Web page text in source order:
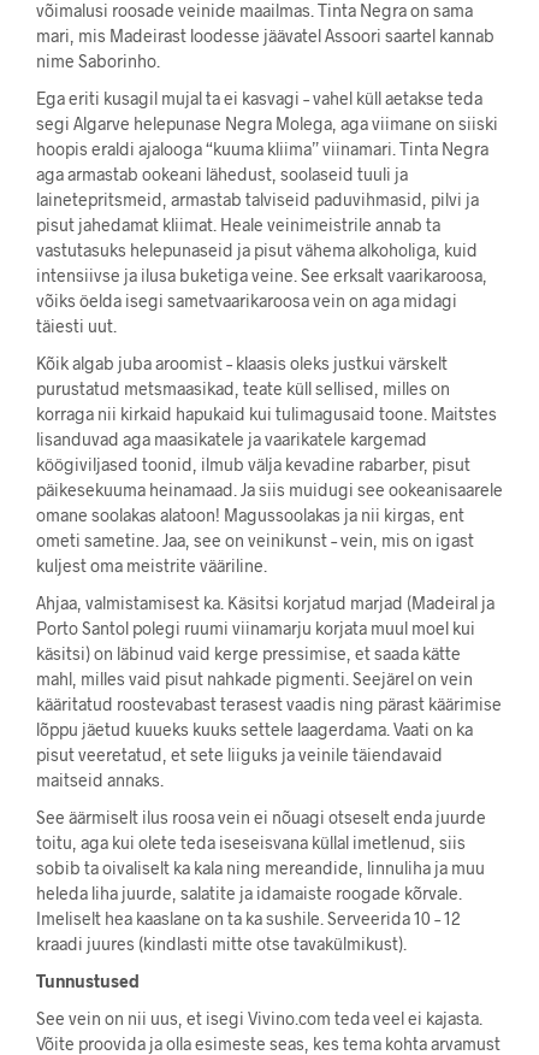
võimalusi roosade veinide maailmas. Tinta Negra on sama
mari, mis Madeirast loodesse jäävatel Assoori saartel kannab
nime Saborinho.
Ega eriti kusagil mujal ta ei kasvagi – vahel küll aetakse teda
segi Algarve helepunase Negra Molega, aga viimane on siiski
hoopis eraldi ajalooga “kuuma kliima” viinamari. Tinta Negra
aga armastab ookeani lähedust, soolaseid tuuli ja
lainetepritsmeid, armastab talviseid paduvihmasid, pilvi ja
pisut jahedamat kliimat. Heale veinimeistrile annab ta
vastutasuks helepunaseid ja pisut vähema alkoholiga, kuid
intensiivse ja ilusa buketiga veine. See erksalt vaarikaroosa,
võiks öelda isegi sametvaarikaroosa vein on aga midagi
täiesti uut.
Kõik algab juba aroomist – klaasis oleks justkui värskelt
purustatud metsmaasikad, teate küll sellised, milles on
korraga nii kirkaid hapukaid kui tulimagusaid toone. Maitstes
lisanduvad aga maasikatele ja vaarikatele kargemad
köögiviljased toonid, ilmub välja kevadine rabarber, pisut
päikesekuuma heinamaad. Ja siis muidugi see ookeanisaarele
omane soolakas alatoon! Magussoolakas ja nii kirgas, ent
ometi sametine. Jaa, see on veinikunst – vein, mis on igast
kuljest oma meistrite vääriline.
Ahjaa, valmistamisest ka. Käsitsi korjatud marjad (Madeiral ja
Porto Santol polegi ruumi viinamarju korjata muul moel kui
käsitsi) on läbinud vaid kerge pressimise, et saada kätte
mahl, milles vaid pisut nahkade pigmenti. Seejärel on vein
kääritatud roostevabast terasest vaadis ning pärast käärimise
lõppu jäetud kuueks kuuks settele laagerdama. Vaati on ka
pisut veeretatud, et sete liiguks ja veinile täiendavaid
maitseid annaks.
See äärmiselt ilus roosa vein ei nõuagi otseselt enda juurde
toitu, aga kui olete teda iseseisvana küllal imetlenud, siis
sobib ta oivaliselt ka kala ning mereandide, linnuliha ja muu
heleda liha juurde, salatite ja idamaiste roogade kõrvale.
Imeliselt hea kaaslane on ta ka sushile. Serveerida 10 – 12
kraadi juures (kindlasti mitte otse tavakülmikust).
Tunnustused
See vein on nii uus, et isegi Vivino.com teda veel ei kajasta.
Võite proovida ja olla esimeste seas, kes tema kohta arvamust